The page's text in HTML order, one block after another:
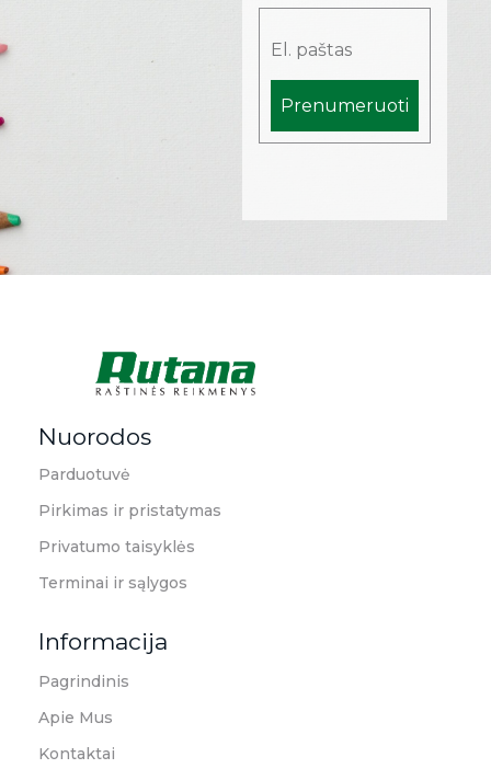
Prenumeruoti
Alternative:
Nuorodos
Parduotuvė
Pirkimas ir pristatymas
Privatumo taisyklės
Terminai ir sąlygos
Informacija
Pagrindinis
Apie Mus
Kontaktai